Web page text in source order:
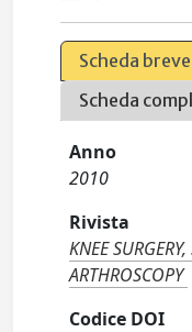
Scheda breve
Scheda
Anno
2010
Rivista
KNEE
ARTHROSCOPY
Codice DOI